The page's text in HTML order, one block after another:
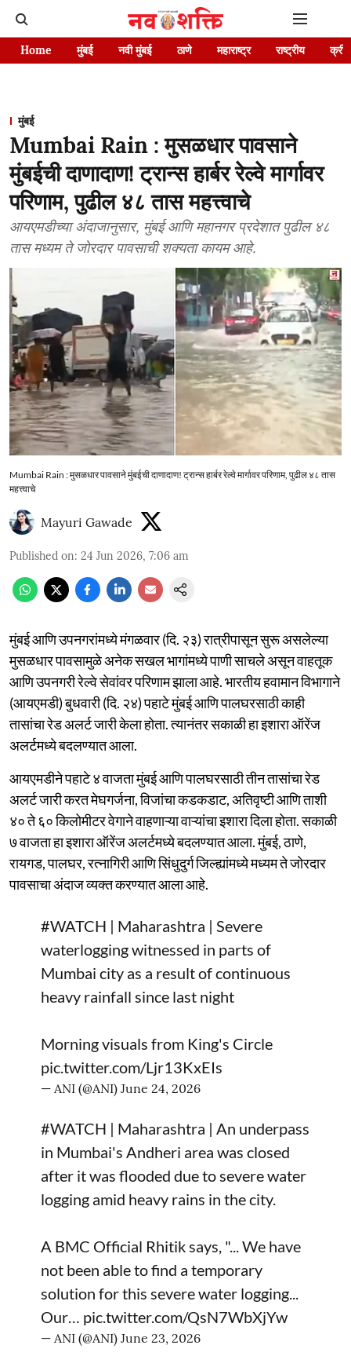
Home मुंबई नवी मुंबई ठाणे महाराष्ट्र राष्ट्रीय
मुंबई
Mumbai Rain : मुसळधार पावसाने
मुंबईची दाणादाण! ट्रान्स हार्बर रेल्वे मार्गावर
परिणाम, पुढील ४८ तास महत्त्वाचे
आयएमडीच्या अंदाजानुसार, मुंबई आणि महानगर प्रदेशात पुढील ४८
तास मध्यम ते जोरदार पावसाची शक्यता कायम आहे.
Mumbai Rain : मुसळधार पावसाने मुंबईची दाणादाण! ट्रान्स हार्बर रेल्वे मार्गावर परिणाम, पुढील ४८ तास
महत्त्वाचे
Mayuri Gawade
Published on: 24 Jun 2026, 7:06 am
मुंबई आणि उपनगरांमध्ये मंगळवार (दि. २३) रात्रीपासून सुरू असलेल्या
मुसळधार पावसामुळे अनेक सखल भागांमध्ये पाणी साचले असून वाहतूक
आणि उपनगरी रेल्वे सेवांवर परिणाम झाला आहे. भारतीय हवामान विभागाने
(आयएमडी) बुधवारी (दि. २४) पहाटे मुंबई आणि पालघरसाठी काही
तासांचा रेड अलर्ट जारी केला होता. त्यानंतर सकाळी हा इशारा ऑरेंज
अलर्टमध्ये बदलण्यात आला.
आयएमडीने पहाटे ४ वाजता मुंबई आणि पालघरसाठी तीन तासांचा रेड
अलर्ट जारी करत मेघगर्जना, विजांचा कडकडाट, अतिवृष्टी आणि ताशी
४० ते ६० किलोमीटर वेगाने वाहणाऱ्या वाऱ्यांचा इशारा दिला होता. सकाळी
७ वाजता हा इशारा ऑरेंज अलर्टमध्ये बदलण्यात आला. मुंबई, ठाणे,
रायगड, पालघर, रत्नागिरी आणि सिंधुदुर्ग जिल्ह्यांमध्ये मध्यम ते जोरदार
पावसाचा अंदाज व्यक्त करण्यात आला आहे.
#WATCH | Maharashtra | Severe
waterlogging witnessed in parts of
Mumbai city as a result of continuous
heavy rainfall since last night
Morning visuals from King's Circle
pic.twitter.com/Ljr13KxEIs
— ANI (@ANI) June 24, 2026
#WATCH | Maharashtra | An underpass
in Mumbai's Andheri area was closed
after it was flooded due to severe water
logging amid heavy rains in the city.
A BMC Official Rhitik says, "... We have
not been able to find a temporary
solution for this severe water logging...
Our… pic.twitter.com/QsN7WbXjYw
— ANI (@ANI) June 23, 2026